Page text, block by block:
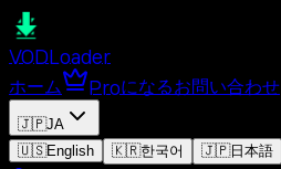
VODLoader
ホーム
Proになるお問い合わせ
🇯🇵JA
🇺🇸English 🇰🇷한국어 🇯🇵日本語